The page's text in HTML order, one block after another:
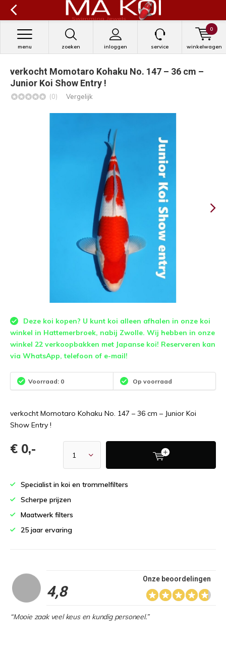
zoeken inloggen
menu service winkelwagen
0
verkocht Momotaro Kohaku No. 147 – 36 cm –
Junior Koi Show Entry !
(0) Vergelijk
Deze koi kopen? U kunt koi alleen afhalen in onze koi
winkel in Hattemerbroek, nabij Zwolle. Wij hebben in onze
winkel 22 verkoopbakken met Japanse koi! Reserveren kan
via WhatsApp, telefoon of e-mail!
Voorraad: 0 Op voorraad
verkocht Momotaro Kohaku No. 147 – 36 cm – Junior Koi
Show Entry !
€ 0,-
Specialist in koi en trommelfilters
Scherpe prijzen
Maatwerk filters
25 jaar ervaring
4,8
Onze beoordelingen
“Mooie zaak veel keus en kundig personeel.”